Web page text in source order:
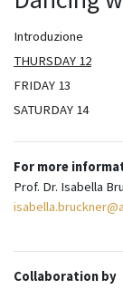
Introduzione
THURSDAY 12
FRIDAY 13
SATURDAY 14
For more
Prof. Dr. Isabella
Collaboration by